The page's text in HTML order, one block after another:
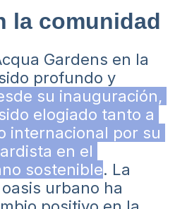
la comunidad
Gardens en la
profundo y
su inauguración,
elogiado tanto a
internacional por su
en el
sostenible. La
urbano ha